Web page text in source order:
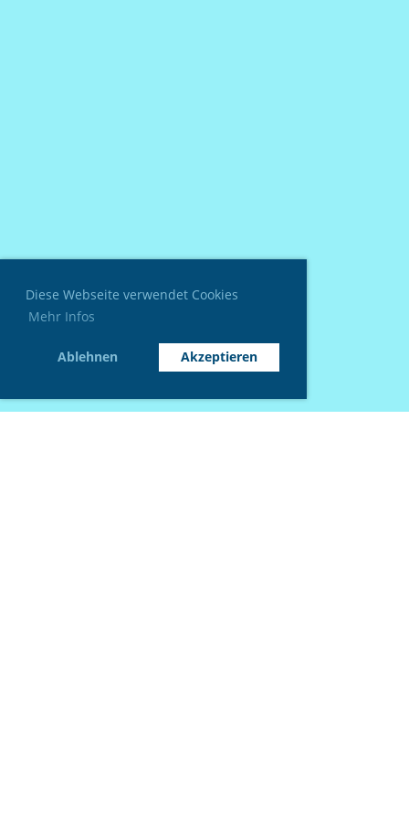
Diese Webseite verwendet Cookies
Mehr Infos
Ablehnen Akzeptieren